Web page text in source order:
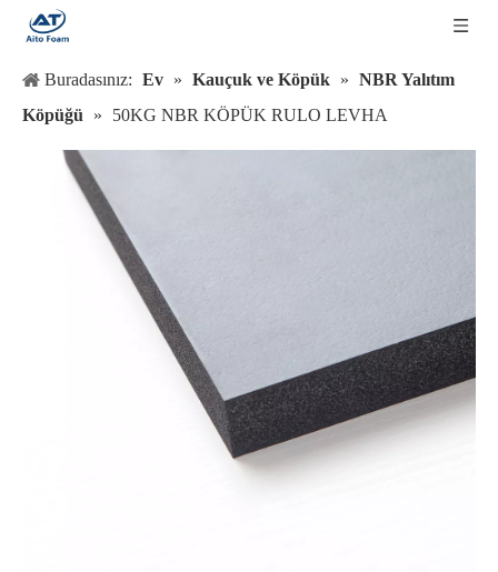
Buradasınız: Ev » Kauçuk ve Köpük » NBR Yalıtım
Köpüğü
» 50KG NBR KÖPÜK RULO LEVHA